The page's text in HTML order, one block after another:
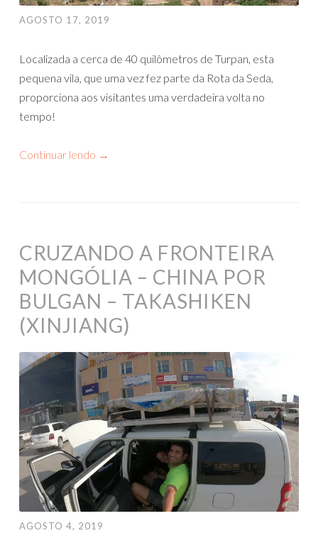
AGOSTO 17, 2019
Localizada a cerca de 40 quilômetros de Turpan, esta
pequena vila, que uma vez fez parte da Rota da Seda,
proporciona aos visitantes uma verdadeira volta no
tempo!
Continuar lendo →
CRUZANDO A FRONTEIRA
MONGÓLIA – CHINA POR
BULGAN – TAKASHIKEN
(XINJIANG)
AGOSTO 4, 2019